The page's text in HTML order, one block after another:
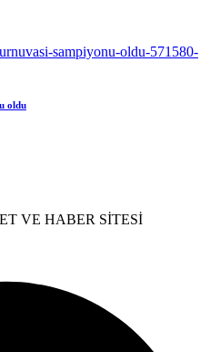
oldu
VE HABER SİTESİ